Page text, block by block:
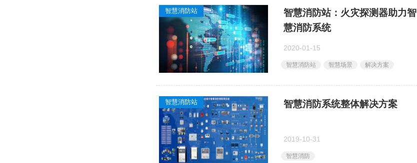
智慧消防站
智慧消防站：火灾探测器助力智
慧消防系统
2020-01-15
智慧消防站 智慧场景 解决方案
智慧消防站 智慧消防系统整体解决方案
2019-10-31
智慧消防